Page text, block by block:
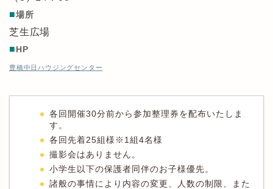
■場所
芝生広場
■HP
豊橋中日ハウジングセンター
各回開催30分前から参加整理券を配布いたしま
す。
各回先着25組様※1組4名様
撮影会はありません。
小学生以下の保護者同伴のお子様優先。
諸般の事情により内容の変更、人数の制限、また